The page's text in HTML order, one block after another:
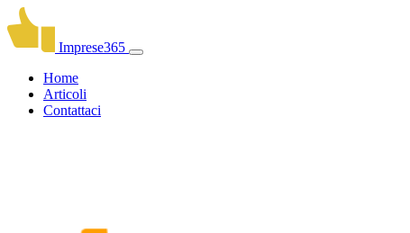
Imprese365
Home
Articoli
Contattaci